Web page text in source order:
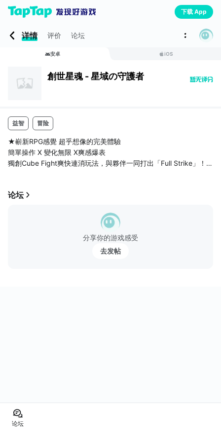
下载 App
详情 评价 论坛
安卓 iOS
創世星魂 - 星域の守護者
益智 冒险
★嶄新RPG感覺 超乎想像的完美體驗
簡單操作 X 變化無限 X爽感爆表
獨創Cube Fight爽快連消玩法，與夥伴一同打出「Full Strike」！
◆◆Facebook官方粉絲團，各位星使一同來關注優惠情報吧！◆
《創世星魂 ── 星域の守護者 》
採用全新3D方塊消除玩法，隨著遊戲關卡難度令方塊可變性增加，
论坛
分享你的游戏感受
去发帖
论坛